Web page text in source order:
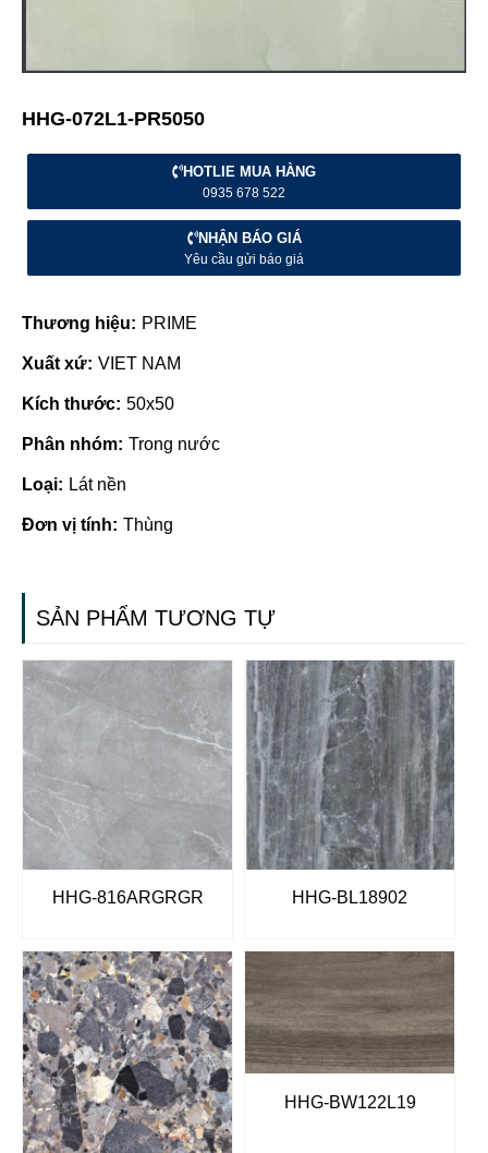
HHG-072L1-PR5050
HOTLIE MUA HÀNG
0935 678 522
NHẬN BÁO GIÁ
Yêu cầu gửi báo giá
Thương hiệu: PRIME
Xuất xứ: VIET NAM
Kích thước: 50x50
Phân nhóm: Trong nước
Loại: Lát nền
Đơn vị tính: Thùng
SẢN PHẨM TƯƠNG TỰ
HHG-816ARGRGR HHG-BL18902
HHG-BW122L19